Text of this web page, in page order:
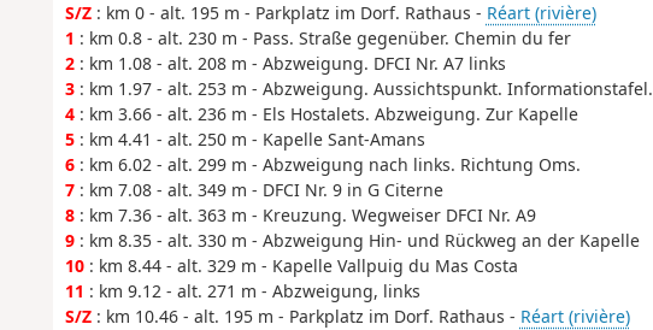
S/Z: km 0 - alt. 195 m - Parkplatz im Dorf. Rathaus - Réart (rivière)
1 : km 0.8 - alt. 230 m - Pass. Straße gegenüber. Chemin du fer
2: km 1.08 - alt. 208 m - Abzweigung. DFCI Nr. A7 links
3: km 1.97 - alt. 253 m - Abzweigung. Aussichtspunkt. Informationstafel.
4: km 3.66 - alt. 236 m - Els Hostalets. Abzweigung. Zur Kapelle
5: km 4.41 - alt. 250 m - Kapelle Sant-Amans
6: km 6.02 - alt. 299 m - Abzweigung nach links. Richtung Oms.
7: km 7.08 - alt. 349 m - DFCI Nr. 9 in G Citerne
8: km 7.36 - alt. 363 m - Kreuzung. Wegweiser DFCI Nr. A9
9: km 8.35 - alt. 330 m - Abzweigung Hin- und Rückweg an der Kapelle
10: km 8.44 - alt. 329 m - Kapelle Vallpuig du Mas Costa
11 : km 9.12 - alt. 271 m - Abzweigung, links
S/Z: km 10.46 - alt. 195 m - Parkplatz im Dorf. Rathaus - Réart (rivière)